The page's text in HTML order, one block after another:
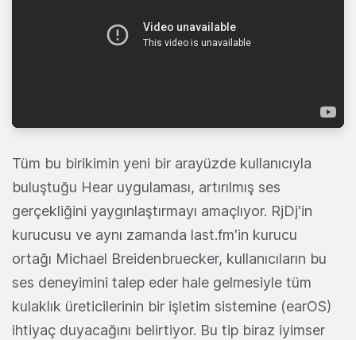
Tüm bu birikimin yeni bir arayüzde kullanıcıyla
buluştuğu Hear uygulaması, artırılmış ses
gerçekliğini yaygınlaştırmayı amaçlıyor. RjDj'in
kurucusu ve aynı zamanda last.fm'in kurucu
ortağı Michael Breidenbruecker, kullanıcıların bu
ses deneyimini talep eder hale gelmesiyle tüm
kulaklık üreticilerinin bir işletim sistemine (earOS)
ihtiyaç duyacağını belirtiyor. Bu tip biraz iyimser